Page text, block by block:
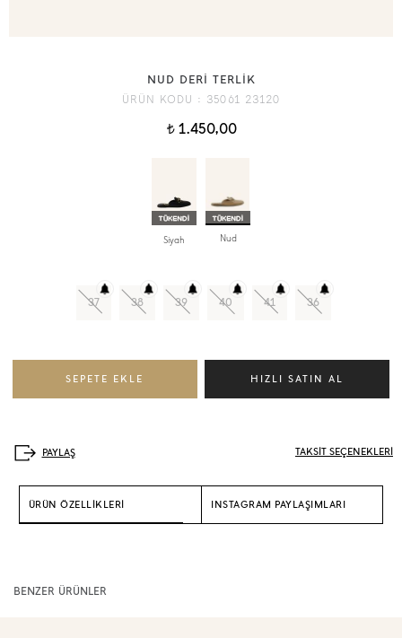
NUD DERİ TERLİK
ÜRÜN KODU : 35061 23120
t1.450,00
Siyah Nud
37 38 39 40 41 36
TAKSİT SEÇENEKLERİ
ÜRÜN ÖZELLİKLERİ INSTAGRAM PAYLAŞIMLARI
BENZER ÜRÜNLER